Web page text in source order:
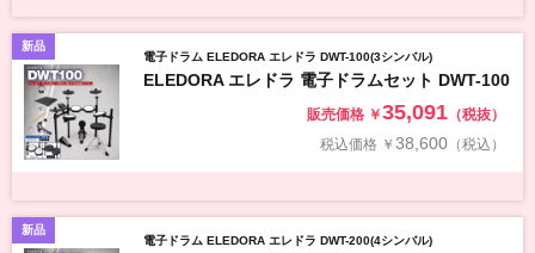
新品
電子ドラム ELEDORA エレドラ DWT-100(3シンバル)
ELEDORA エレドラ 電子ドラムセット DWT-100
販売価格 ￥35,091 （税抜）
税込価格 ￥ 38,600 （税込）
新品
電子ドラム ELEDORA エレドラ DWT-200(4シンバル)